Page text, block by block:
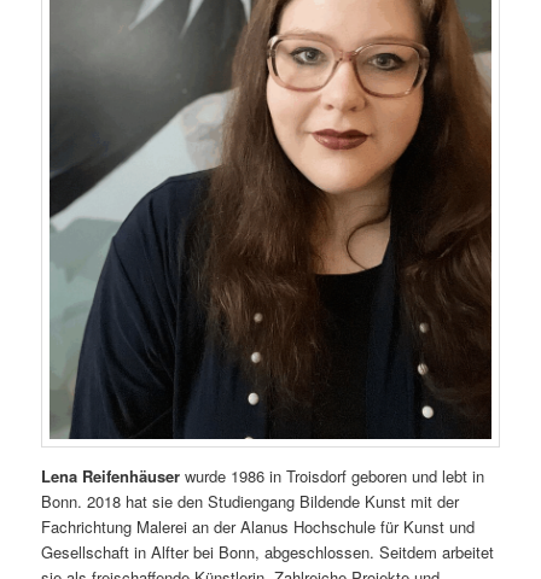
Lena Reifenhäuser wurde 1986 in Troisdorf geboren und lebt in
Bonn. 2018 hat sie den Studiengang Bildende Kunst mit der
Fachrichtung Malerei an der Alanus Hochschule für Kunst und
Gesellschaft in Alfter bei Bonn, abgeschlossen. Seitdem arbeitet